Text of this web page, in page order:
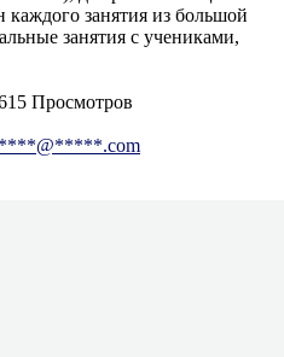
каждого занятия из большой
занятия с учениками,
Просмотров